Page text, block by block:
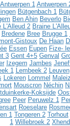
Antwerpen 1 Antwerpen
Bütgenbach 1
Ben Ahin Beverlo
L'Alleud 2 Braine
Bredene Bree Brugge 1
Gistoux De Haan
Essen Eupen Fize-
3 Gent 4+5 Genval
Izegem Jambes
1 Lembeek 2 Leuven
Lokeren Lommel
Mouscron Néchin
Koksijde
Peer Peruwelz 1
Roeselare
1 Tongeren 2 Torhout
1 Willebroek 2